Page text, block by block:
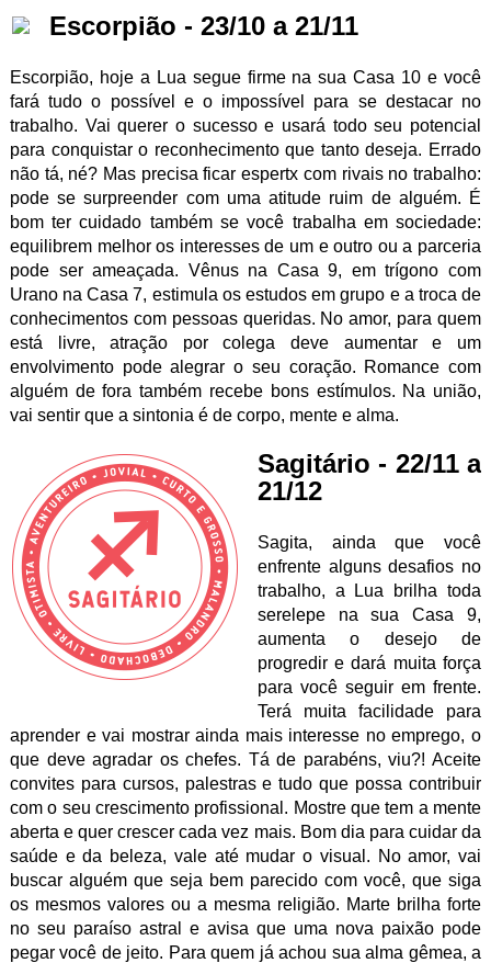
Escorpião - 23/10 a 21/11
Escorpião, hoje a Lua segue firme na sua Casa 10 e você
fará tudo o possível e o impossível para se destacar no
trabalho. Vai querer o sucesso e usará todo seu potencial
para conquistar o reconhecimento que tanto deseja. Errado
não tá, né? Mas precisa ficar espertx com rivais no trabalho:
pode se surpreender com uma atitude ruim de alguém. É
bom ter cuidado também se você trabalha em sociedade:
equilibrem melhor os interesses de um e outro ou a parceria
pode ser ameaçada. Vênus na Casa 9, em trígono com
Urano na Casa 7, estimula os estudos em grupo e a troca de
conhecimentos com pessoas queridas. No amor, para quem
está livre, atração por colega deve aumentar e um
envolvimento pode alegrar o seu coração. Romance com
alguém de fora também recebe bons estímulos. Na união,
vai sentir que a sintonia é de corpo, mente e alma.
Sagitário - 22/11 a
21/12
Sagita, ainda que você
enfrente alguns desafios no
trabalho, a Lua brilha toda
serelepe na sua Casa 9,
aumenta o desejo de
progredir e dará muita força
para você seguir em frente.
Terá muita facilidade para
aprender e vai mostrar ainda mais interesse no emprego, o
que deve agradar os chefes. Tá de parabéns, viu?! Aceite
convites para cursos, palestras e tudo que possa contribuir
com o seu crescimento profissional. Mostre que tem a mente
aberta e quer crescer cada vez mais. Bom dia para cuidar da
saúde e da beleza, vale até mudar o visual. No amor, vai
buscar alguém que seja bem parecido com você, que siga
os mesmos valores ou a mesma religião. Marte brilha forte
no seu paraíso astral e avisa que uma nova paixão pode
pegar você de jeito. Para quem já achou sua alma gêmea, a